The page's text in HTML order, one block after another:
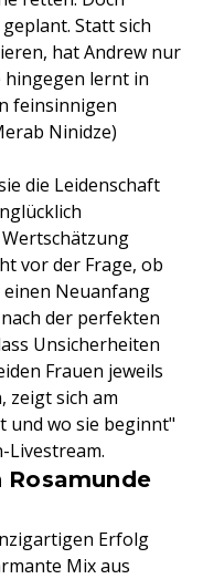
Statt sich
hat Andrew nur
hingegen lernt in
feinsinnigen
Ninidze)
die Leidenschaft
vor der Frage, ob
Neuanfang
der perfekten
Unsicherheiten
Frauen jeweils
zeigt sich am
und wo sie beginnt"
Livestream.
Rosamunde
Erfolg
Mix aus